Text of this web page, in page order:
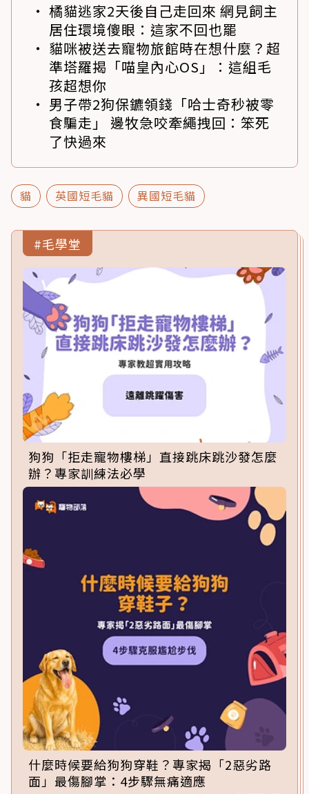
橘貓逃家2天後自己走回來 網見飼主
居住環境傻眼：這家不回也罷
貓咪被送去寵物旅館時在想什麼？超
準塔羅揭「喵皇內心OS」：這組毛
孩超想你
男子帶2狗保鑣領錢「哈士奇秒被零
食騙走」 邊牧急咬牽繩拽回：笨死
了快過來
貓 英國短毛貓 異國短毛貓
#毛學堂
狗狗「拒走寵物樓梯」直接跳床跳沙發怎麼
辦？專家訓練法必學
什麼時候要給狗狗穿鞋？專家揭「2惡劣路
面」最傷腳掌：4步驟無痛適應